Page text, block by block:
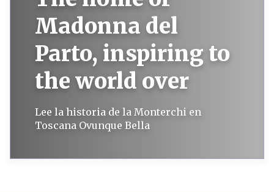
Madonna del
Parto, inspiring to
the world over
Lee la historia de la Monterchi en
Toscana Ovunque Bella